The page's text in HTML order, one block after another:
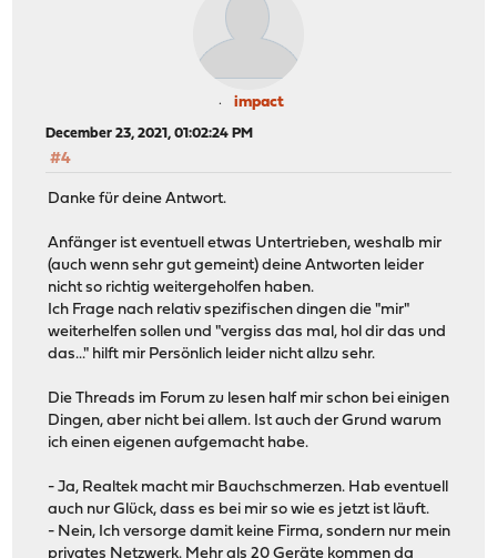
impact
December 23, 2021, 01:02:24 PM
#4
Danke für deine Antwort.
Anfänger ist eventuell etwas Untertrieben, weshalb mir
(auch wenn sehr gut gemeint) deine Antworten leider
nicht so richtig weitergeholfen haben.
Ich Frage nach relativ spezifischen dingen die "mir"
weiterhelfen sollen und "vergiss das mal, hol dir das und
das..." hilft mir Persönlich leider nicht allzu sehr.
Die Threads im Forum zu lesen half mir schon bei einigen
Dingen, aber nicht bei allem. Ist auch der Grund warum
ich einen eigenen aufgemacht habe.
- Ja, Realtek macht mir Bauchschmerzen. Hab eventuell
auch nur Glück, dass es bei mir so wie es jetzt ist läuft.
- Nein, Ich versorge damit keine Firma, sondern nur mein
privates Netzwerk. Mehr als 20 Geräte kommen da